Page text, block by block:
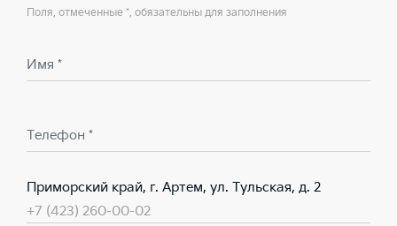
Поля, отмеченные *, обязательны для заполнения
Имя *
Телефон *
Приморский край, г. Артем, ул. Тульская, д. 2
+7 (423) 260-00-02